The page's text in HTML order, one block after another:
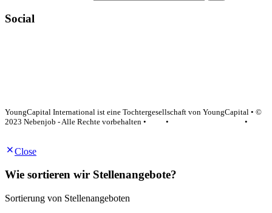
Social
YoungCapital International ist eine Tochtergesellschaft von YoungCapital • ©
2023 Nebenjob - Alle Rechte vorbehalten •
•
•
Close
Wie sortieren wir Stellenangebote?
Sortierung von Stellenangeboten